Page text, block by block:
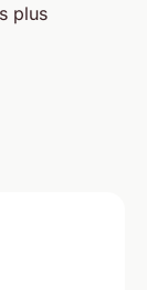
plus